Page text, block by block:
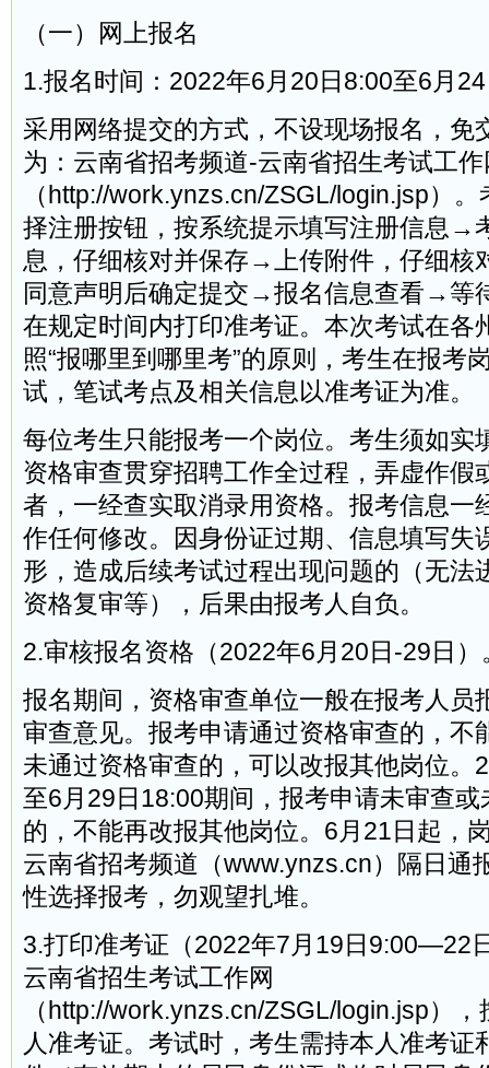
（一）网上报名
1.报名时间：2022年6月20日8:00至6月
采用网络提交的方式，不设现场报名，免
为：云南省招考频道-云南省招生考试工作
（http://work.ynzs.cn/ZSGL/login.jsp）
择注册按钮，按系统提示填写注册信息→
息，仔细核对并保存→上传附件，仔细核
同意声明后确定提交→报名信息查看→等
在规定时间内打印准考证。本次考试在各
照“报哪里到哪里考”的原则，考生在报考
试，笔试考点及相关信息以准考证为准。
每位考生只能报考一个岗位。考生须如实
资格审查贯穿招聘工作全过程，弄虚作假
者，一经查实取消录用资格。报考信息一
作任何修改。因身份证过期、信息填写失
形，造成后续考试过程出现问题的（无法
资格复审等），后果由报考人自负。
2.审核报名资格（2022年6月20日-29日）
报名期间，资格审查单位一般在报考人员
审查意见。报考申请通过资格审查的，不
未通过资格审查的，可以改报其他岗位。
至6月29日18:00期间，报考申请未审查
的，不能再改报其他岗位。6月21日起，
云南省招考频道（www.ynzs.cn）隔日通
性选择报考，勿观望扎堆。
3.打印准考证（2022年7月19日9:00—22
云南省招生考试工作网
（http://work.ynzs.cn/ZSGL/login.jsp）
人准考证。考试时，考生需持本人准考证